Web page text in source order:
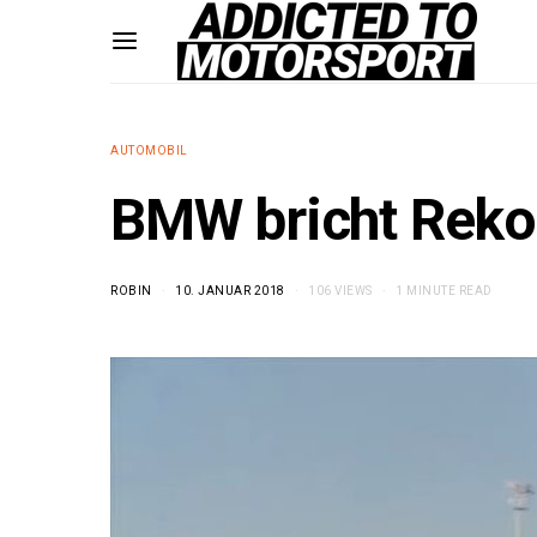
AUTOMOBIL
BMW bricht
ROBIN 10. JANUAR 2018 106 VIEWS 1 MINUTE READ